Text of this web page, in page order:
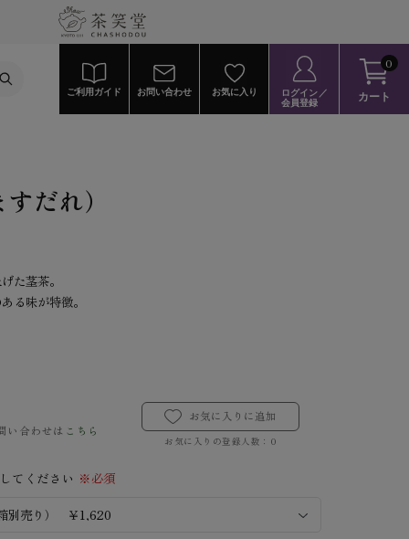
ご利用ガイド お問い合わせ お気に入り
ログイン／
会員登録
0
カート
だれ）
た茎茶。
る味が特徴。
い合わせは こちら
お気に入りに追加
お気に入りの登録人数： 0
てください ※必須